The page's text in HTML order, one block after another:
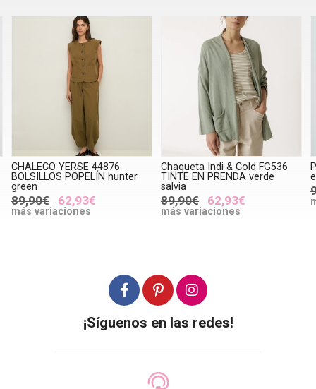
CHALECO YERSE 44876
BOLSILLOS POPELÍN hunter
green
89,90€ 62,93€
más variaciones
Chaqueta Indi & Cold FG536
TINTE EN PRENDA verde
salvia
89,90€ 62,93€
más variaciones
¡Síguenos en las redes!